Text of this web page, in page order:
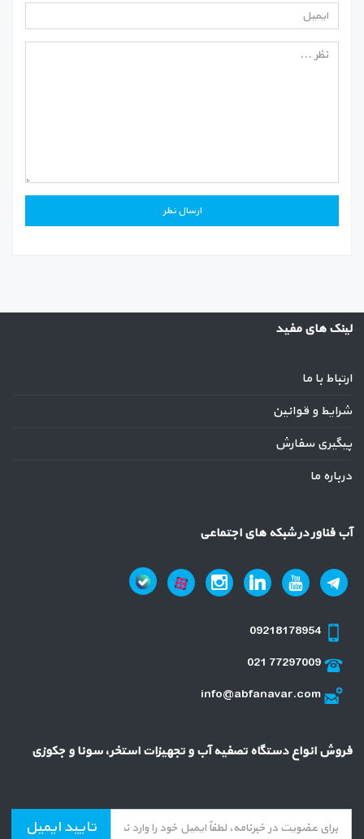
لینک های مفید
ارتباط با ما
شرایط و قوانین
پیگیری سفارش
درباره ما
آب فناور در شبکه های اجتماعی
09218178954
021 77297009
info@abfanavar.com
فروش انواع دستگاه تصفیه آب و تجهیزات استخر، سونا و جکوزی
تایید ایمیل